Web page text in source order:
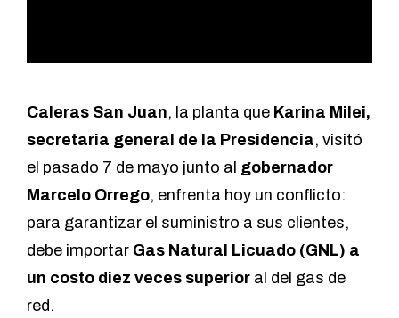
Caleras San Juan, la planta que Karina Milei,
secretaria general de la Presidencia, visitó
el pasado 7 de mayo junto al gobernador
Marcelo Orrego, enfrenta hoy un conflicto:
para garantizar el suministro a sus clientes,
debe importar Gas Natural Licuado (GNL) a
un costo diez veces superior al del gas de
red.